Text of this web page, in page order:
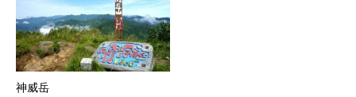
神威岳